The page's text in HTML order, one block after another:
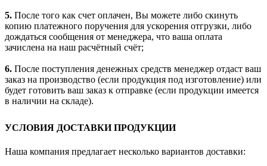
5. После того как счет оплачен, Вы можете либо скинуть
копию платежного поручения для ускорения отгрузки, либо
дождаться сообщения от менеджера, что ваша оплата
зачислена на наш расчётный счёт;
6. После поступления денежных средств менеджер отдаст ваш
заказ на производство (если продукция под изготовление) или
будет готовить ваш заказ к отправке (если продукции имеется
в наличии на складе).
УСЛОВИЯ ДОСТАВКИ ПРОДУКЦИИ
Наша компания предлагает несколько вариантов доставки: